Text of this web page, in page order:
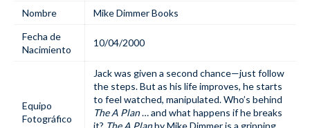
Nombre
Mike Dimmer Books
Fecha de
Nacimiento
10/04/2000
Equipo
Fotográfico
Jack was given a second chance—just follow
the steps. But as his life improves, he starts
to feel watched, manipulated. Who’s behind
The A Plan… and what happens if he breaks
it? The A Planby Mike Dimmer is a gripping